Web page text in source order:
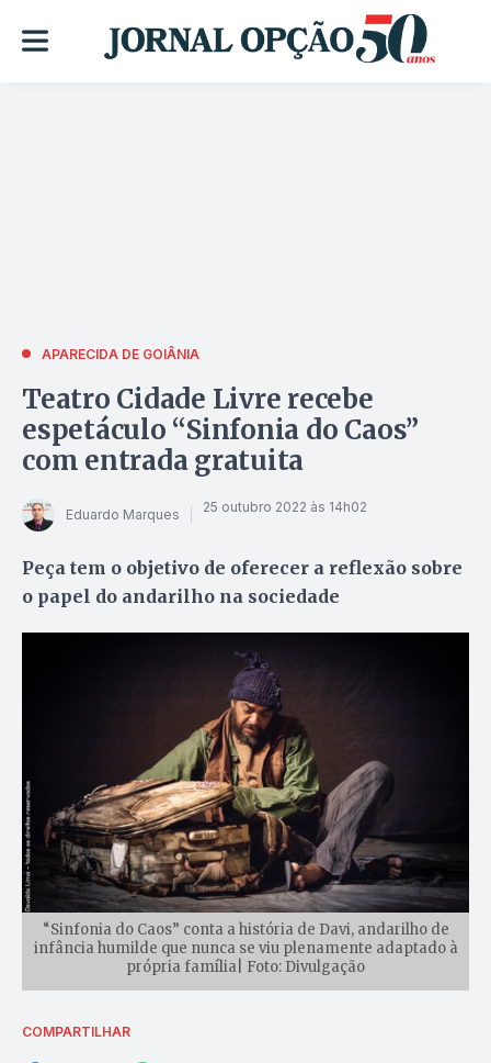
APARECIDA DE GOIÂNIA
Teatro Cidade Livre recebe
espetáculo “Sinfonia do Caos”
com entrada gratuita
Eduardo Marques 25 outubro 2022 às 14h02
Peça tem o objetivo de oferecer a reflexão sobre
o papel do andarilho na sociedade
“Sinfonia do Caos” conta a história de Davi, andarilho de
infância humilde que nunca se viu plenamente adaptado à
própria família| Foto: Divulgação
COMPARTILHAR